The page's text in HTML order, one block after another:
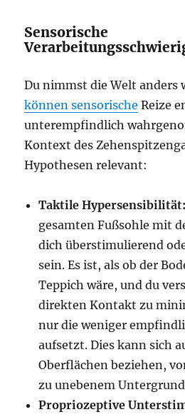
Sensorische
Du nimmst die Welt anders
können sensorische Reize
unterempfindlich
Kontext des
Hypothesen relevant:
Taktile Hypersensibilität:
gesamten Fußsohle mit
dich überstimulierend
sein. Es ist, als ob der
Teppich wäre, und du
direkten Kontakt zu
nur die weniger
aufsetzt. Dies kann sich
Oberflächen beziehen,
zu unebenem
Propriozeptive